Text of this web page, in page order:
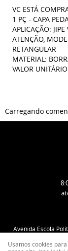
VC ESTÁ
1 PÇ - CAPA
APLICAÇÃO:
ATENÇÃO,
RETANGULAR
MATERIAL:
VALOR
Carregando
Avenida Escola
Usamos cookies